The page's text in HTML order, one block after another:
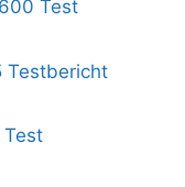
Test
Testbericht
Test